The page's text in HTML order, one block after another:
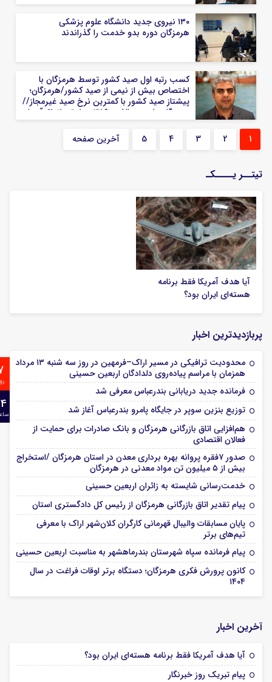
۱۳۰ نیروی جدید دانشگاه علوم پزشکی
هرمزگان دوره بدو خدمت را گذراندند
کسب رتبه اول صید کشور توسط هرمزگان با
اختصاص بیش از نیمی از صید کشور/هرمزگان؛
پیشتاز صید کشور با کمترین نرخ صید غیرمجاز//
هرمزگان با صید بالغ بر ۳۸۶ هزار تن انواع آبزیان
رکورددار صید کشور
1
2
3
4
5 آخرین صفحه
تیتــر یــــکـ
آیا هدف آمریکا فقط برنامه
هسته‌ای ایران بود؟
پربازدیدترین اخبار
محدودیت ترافیکی در مسیر اراک–فرمهین در روز سه شنبه ۱۳ مرداد
همزمان با مراسم پیاده‌روی دلدادگان اربعین حسینی
فرمانده جدید دریابانی بندرعباس معرفی شد
توزیع بنزین سوپر در جایگاه پامرو بندرعباس آغاز شد
هم‌افزایی اتاق بازرگانی هرمزگان و بانک صادرات برای حمایت از
فعالان اقتصادی
صدور ۷فقره پروانه بهره برداری معدن در استان هرمزگان /استخراج
بیش از ۵ میلیون تن مواد معدنی در هرمزگان
خدمت‌رسانی شایسته به زائران اربعین حسینی
پیام تقدیر اتاق بازرگانی هرمزگان از رئیس کل دادگستری استان
پایان مسابقات والیبال قهرمانی کارگران کلان‌شهر اراک با معرفی
تیم‌های برتر
پیام فرمانده سپاه شهرستان بندرماهشهر به مناسبت اربعین حسینی
کانون پرورش فکری هرمزگان؛ دستگاه برتر اوقات فراغت در سال
۱۴۰۴
آخرین اخبار
آیا هدف آمریکا فقط برنامه هسته‌ای ایران بود؟
پیام تبریک روز خبرنگار